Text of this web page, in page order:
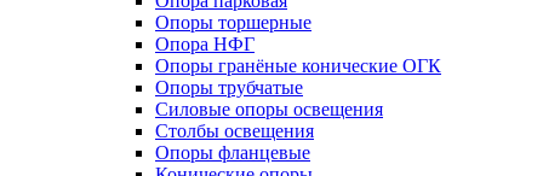
Опоры торшерные
Опора НФГ
Опоры гранёные конические ОГК
Опоры трубчатые
Силовые опоры освещения
Столбы освещения
Опоры фланцевые